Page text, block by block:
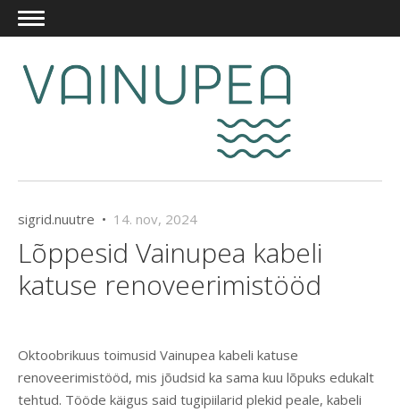
sigrid.nuutre • 14. nov, 2024
Lõppesid Vainupea kabeli
katuse renoveerimistööd
Oktoobrikuus toimusid Vainupea kabeli katuse
renoveerimistööd, mis jõudsid ka sama kuu lõpuks edukalt
tehtud. Tööde käigus said tugipiilarid plekid peale, kabeli